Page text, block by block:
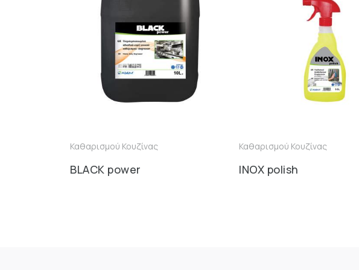
Καθαρισμού Κουζίνας
BLACK power
Καθαρισμού Κουζίνας
INOX polish